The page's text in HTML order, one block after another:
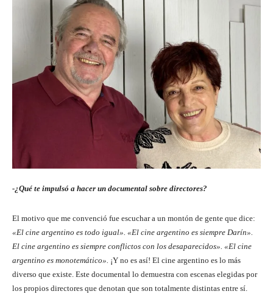
-¿Qué te impulsó a hacer un documental sobre directores?
El motivo que me convenció fue escuchar a un montón de gente que dice:
«El cine argentino es todo igual». «El cine argentino es siempre Darín».
El cine argentino es siempre conflictos con los desaparecidos». «El cine
argentino es monotemático». ¡Y no es así! El cine argentino es lo más
diverso que existe. Este documental lo demuestra con escenas elegidas por
los propios directores que denotan que son totalmente distintas entre sí.